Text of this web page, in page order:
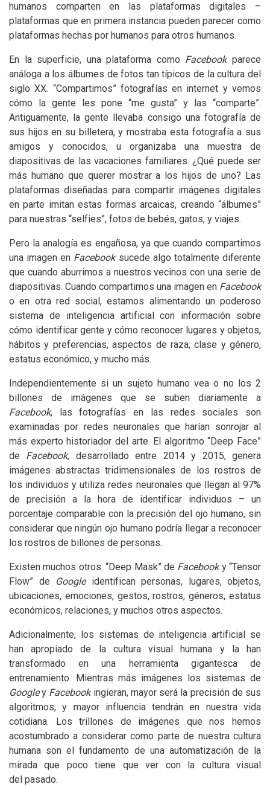
humanos comparten en las plataformas digitales –
plataformas que en primera instancia pueden parecer como
plataformas hechas por humanos para otros humanos.
En la superficie, una plataforma como Facebookparece
análoga a los álbumes de fotos tan típicos de la cultura del
sigloXX. “Compartimos” fotografías en internet y vemos
cómo la gente les pone “me gusta” y las “comparte”.
Antiguamente, la gente llevaba consigo una fotografía de
sus hijos en su billetera, y mostraba esta fotografía a sus
amigos y conocidos, u organizaba una muestra de
diapositivas de las vacaciones familiares. ¿Qué puede ser
más humano que querer mostrar a los hijos de uno? Las
plataformas diseñadas para compartir imágenes digitales
en parte imitan estas formas arcaicas, creando “álbumes”
para nuestras “selfies”, fotos de bebés, gatos, y viajes.
Pero la analogía es engañosa, ya que cuando compartimos
una imagen en Facebooksucede algo totalmente diferente
que cuando aburrimos a nuestros vecinos con una serie de
diapositivas. Cuando compartimos una imagen en Facebook
o en otra red social, estamos alimentando un poderoso
sistema de inteligencia artificial con información sobre
cómo identificar gente y cómo reconocer lugares y objetos,
hábitos y preferencias, aspectos de raza, clase y género,
estatus económico, y mucho más.
Independientemente si un sujeto humano vea o no los 2
billones de imágenes que se suben diariamente a
Facebook, las fotografías en las redes sociales son
examinadas por redes neuronales que harían sonrojar al
más experto historiador del arte. El algoritmo “Deep Face”
de Facebook, desarrollado entre 2014 y 2015, genera
imágenes abstractas tridimensionales de los rostros de
los individuos y utiliza redes neuronales que llegan al 97%
de precisión a la hora de identificar individuos – un
porcentaje comparable con la precisión del ojo humano, sin
considerar que ningún ojo humano podría llegar a reconocer
los rostros de billones de personas.
Existen muchos otros: “Deep Mask” de Facebooky “Tensor
Flow” de
Googleidentifican personas, lugares, objetos,
ubicaciones, emociones, gestos, rostros, géneros, estatus
económicos, relaciones, y muchos otros aspectos.
Adicionalmente, los sistemas de inteligencia artificial se
han apropiado de la cultura visual humana y la han
transformado en una herramienta gigantesca de
entrenamiento. Mientras más imágenes los sistemas de
Googley Facebookingieran, mayor será la precisión de sus
algoritmos, y mayor influencia tendrán en nuestra vida
cotidiana. Los trillones de imágenes que nos hemos
acostumbrado a considerar como parte de nuestra cultura
humana son el fundamento de una automatización de la
mirada que poco tiene que ver con la cultura visual
del pasado.